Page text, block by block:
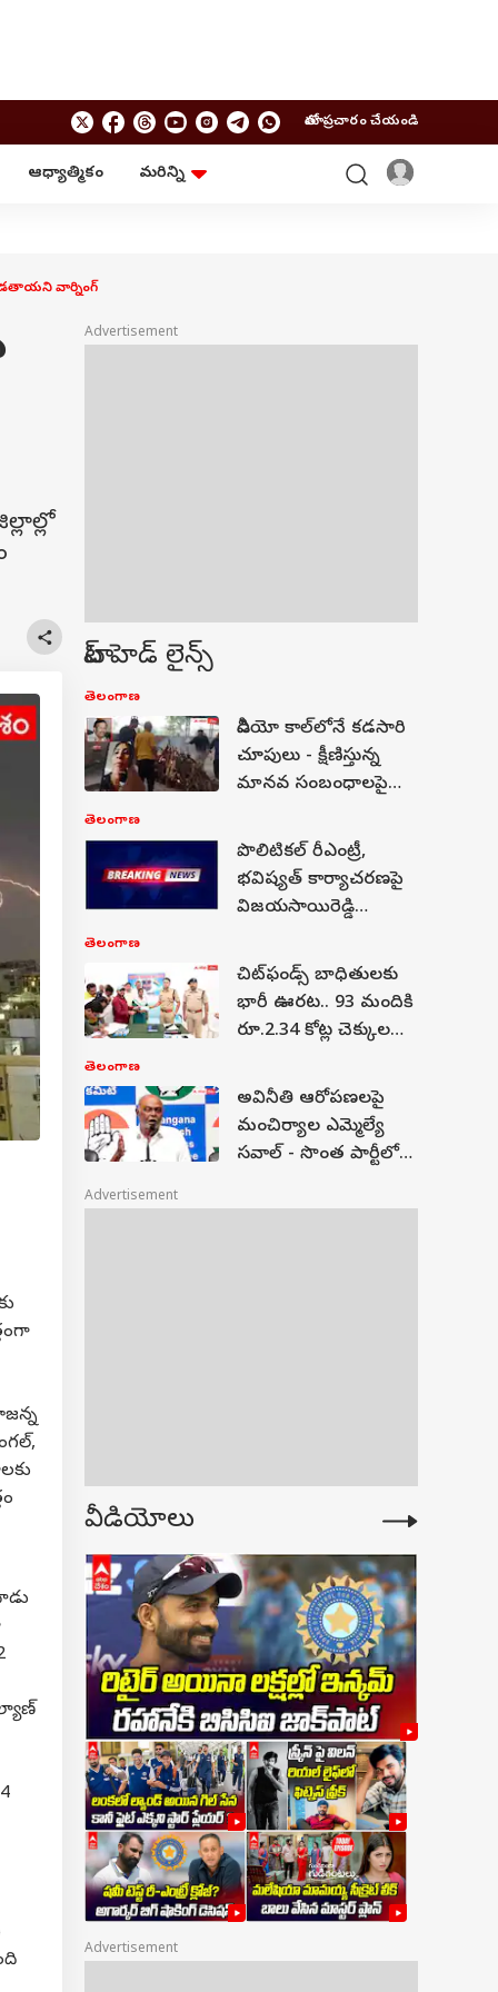
మాతో ప్రచారం చేయండి
ఆధ్యాత్మికం
మరిన్ని
ఐపీవో
బడ్జెట్
నెల్లూరు
ఆధ్యాత్మికం
పడతాయని వార్నింగ్
Advertisement
టాప్ హెడ్ లైన్స్
తెలంగాణ
వీడియో కాల్‌లోనే కడసారి
చూపులు - క్షీణిస్తున్న
మానవ సంబంధాలపై
తెలంగాణ
పొలిటికల్ రీఎంట్రీ,
భవిష్యత్ కార్యాచరణపై
విజయసాయిరెడ్డి
తెలంగాణ
చిట్‌ఫండ్స్ బాధితులకు
భారీ ఊరట.. 93 మందికి
రూ.2.34 కోట్ల చెక్కుల
తెలంగాణ
అవినీతి ఆరోపణలపై
మంచిర్యాల ఎమ్మెల్యే
సవాల్ - సొంత పార్టీలోనే
ఆగ్రహం
Advertisement
వీడియోలు
Advertisement